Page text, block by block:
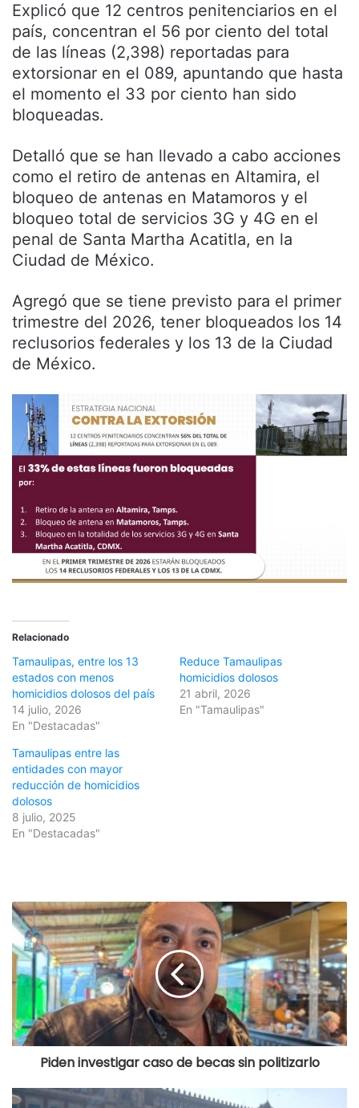
Explicó que 12 centros penitenciarios en el
país, concentran el 56 por ciento del total
de las líneas (2,398) reportadas para
extorsionar en el 089, apuntando que hasta
el momento el 33 por ciento han sido
bloqueadas.
Detalló que se han llevado a cabo acciones
como el retiro de antenas en Altamira, el
bloqueo de antenas en Matamoros y el
bloqueo total de servicios 3G y 4G en el
penal de Santa Martha Acatitla, en la
Ciudad de México.
Agregó que se tiene previsto para el primer
trimestre del 2026, tener bloqueados los 14
reclusorios federales y los 13 de la Ciudad
de México.
Relacionado
Tamaulipas, entre los 13
estados con menos
homicidios dolosos del país
14 julio, 2026
En "Destacadas"
Reduce Tamaulipas
homicidios dolosos
21 abril, 2026
En "Tamaulipas"
Tamaulipas entre las
entidades con mayor
reducción de homicidios
dolosos
8 julio, 2025
En "Destacadas"
Piden investigar caso de becas sin politizarlo